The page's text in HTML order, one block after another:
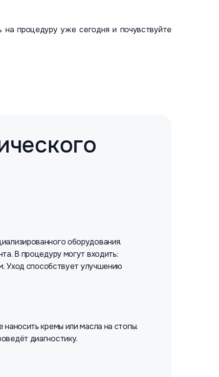
процедуру уже сегодня и почувствуйте
оборудования.
В процедуру могут входить:
Уход способствует улучшению
кремы или масла на стопы.
диагностику.